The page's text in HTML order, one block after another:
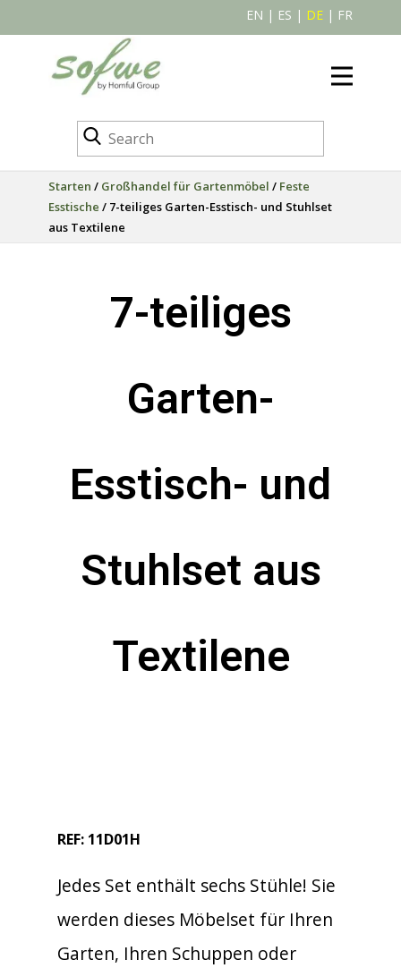
EN | ES | DE | FR
Starten / Großhandel für Gartenmöbel / Feste
Esstische / 7-teiliges Garten-Esstisch- und Stuhlset
aus Textilene
7-teiliges
Garten-
Esstisch- und
Stuhlset aus
Textilene
REF: 11D01H
Jedes Set enthält sechs Stühle! Sie
werden dieses Möbelset für Ihren
Garten, Ihren Schuppen oder